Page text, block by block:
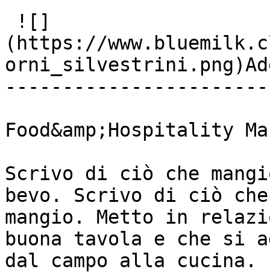
(https://
-----------------------
Food&amp;Hospitality
Scrivo di ciò che
bevo. Scrivo di ciò
mangio. Metto in
buona tavola e che si
dal campo alla cucina.